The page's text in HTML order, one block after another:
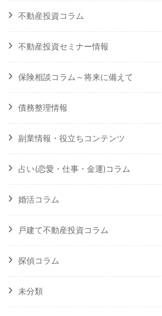
不動産投資コラム
不動産投資セミナー情報
保険相談コラム～将来に備えて
債務整理情報
副業情報・役立ちコンテンツ
占い(恋愛・仕事・金運)コラム
婚活コラム
戸建て不動産投資コラム
探偵コラム
未分類